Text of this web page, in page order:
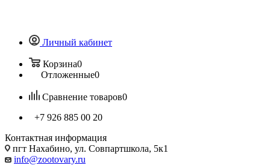
Личный кабинет
Корзина0
Отложенные0
Сравнение товаров0
+7 926 885 00 20
Контактная информация
пгт Нахабино, ул. Совпартшкола, 5к1
info@zootovary.ru